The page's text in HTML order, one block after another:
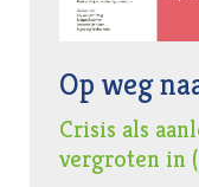
Op weg
Crisis als
vergroten in